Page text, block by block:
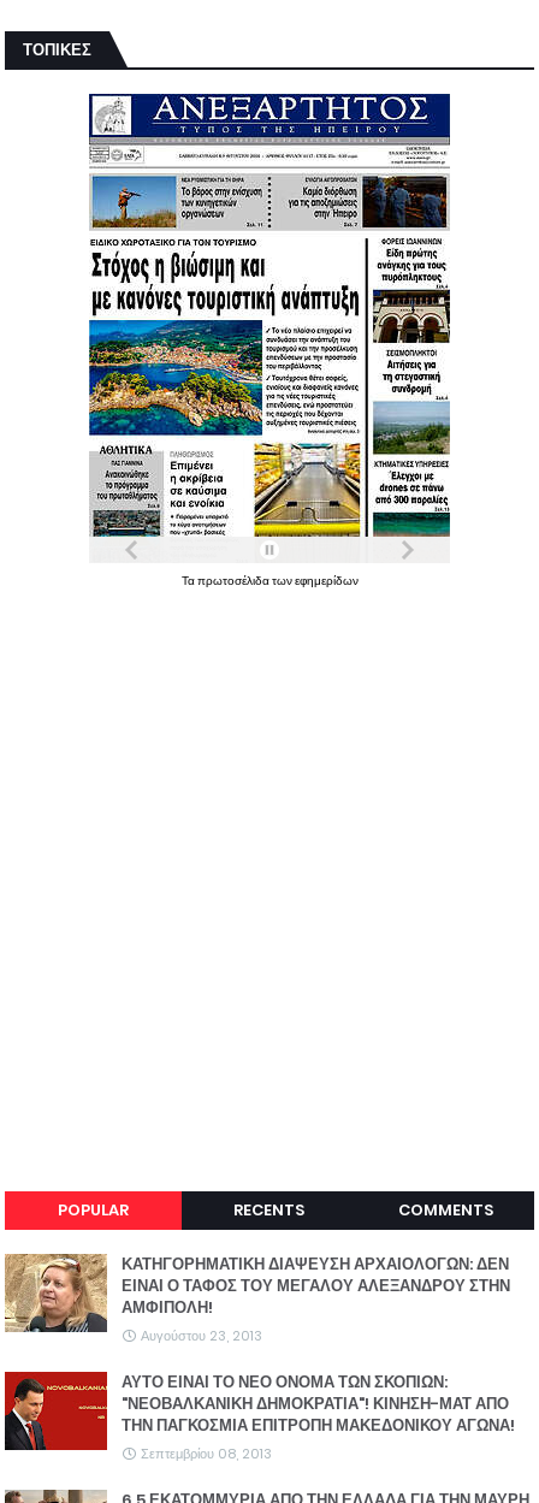
ΤΟΠΙΚΕΣ
Ταπρωτοσέλιδατωνεφημερίδων
POPULAR RECENTS COMMENTS
ΚΑΤΗΓΟΡΗΜΑΤΙΚΗ ΔΙΑΨΕΥΣΗ ΑΡΧΑΙΟΛΟΓΩΝ: ΔΕΝ
ΕΙΝΑΙ Ο ΤΑΦΟΣ ΤΟΥ ΜΕΓΑΛΟΥ ΑΛΕΞΑΝΔΡΟΥ ΣΤΗΝ
ΑΜΦΙΠΟΛΗ!
Αυγούστου 23, 2013
ΑΥΤΟ ΕΙΝΑΙ ΤΟ ΝΕΟ ΟΝΟΜΑ ΤΩΝ ΣΚΟΠΙΩΝ:
"ΝΕΟΒΑΛΚΑΝΙΚΗ ΔΗΜΟΚΡΑΤΙΑ"! ΚΙΝΗΣΗ-ΜΑΤ ΑΠΟ
ΤΗΝ ΠΑΓΚΟΣΜΙΑ ΕΠΙΤΡΟΠΗ ΜΑΚΕΔΟΝΙΚΟΥ ΑΓΩΝΑ!
Σεπτεμβρίου 08, 2013